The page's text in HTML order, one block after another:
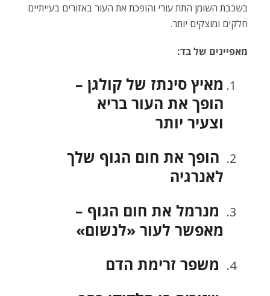
בשכבת השומן התת עורי והופכת את העור באזורים בעייתיים
חלקים ומוצקים יותר.
מאפיינים של בד:
מאיץ סינתז של קולגן –
הופך את העור בריא
וצעיר יותר
הופך את חום הגוף שלך
לאנרגיה
מנרמל את חום הגוף –
מאפשר לעור «לנשום»
משפר זרימת הדם